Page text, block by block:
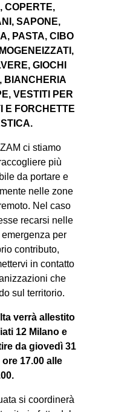
ms
SEARCH
COPERTE,
SAPONE,
PASTA, CIBO
GIOCHI
BIANCHERIA
VESTITI PER
E FORCHETTE
ci stiamo
più
da portare e
nelle zone
Nel caso
recarsi nelle
per
contributo,
in contatto
che
sul territorio.
verrà allestito
12 Milano e
da giovedì 31
17.00 alle
si coordinerà